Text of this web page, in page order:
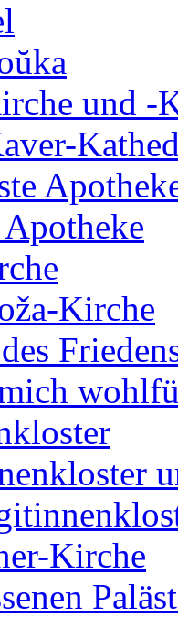
und -
Kirche
Kirche